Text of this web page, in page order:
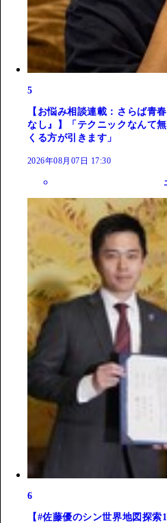
5
【お悩み相談連載：さらば青
なし』】「テクニックなんて
くる方が引きます」
2026年08月07日 17:30
6
【#佐藤優のシン世界地図探